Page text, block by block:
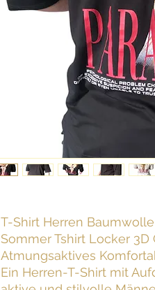
T-Shirt Herren
Sommer Tshirt Locker
Atmungsaktives
Ein Herren-T-Shirt mit